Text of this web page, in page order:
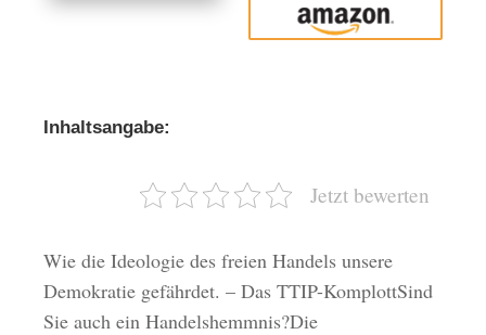
Amazon
Inhaltsangabe:
Jetzt bewerten
Wie die Ideologie des freien Handels unsere
Demokratie gefährdet. – Das TTIP-KomplottSind
Sie auch ein Handelshemmnis?Die